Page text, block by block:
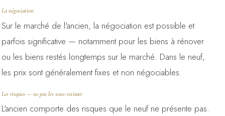
La négociation
Sur le marché de l'ancien, la négociation est possible et
parfois significative — notamment pour les biens à rénover
ou les biens restés longtemps sur le marché. Dans le neuf,
les prix sont généralement fixes et non négociables.
Les risques — ne pas les sous-estimer
L'ancien comporte des risques que le neuf ne présente pas.